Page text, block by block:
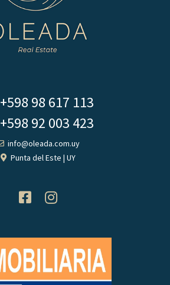
+598 98 617 113
+598 92 003 423
info@oleada.com.uy
Punta del Este | UY